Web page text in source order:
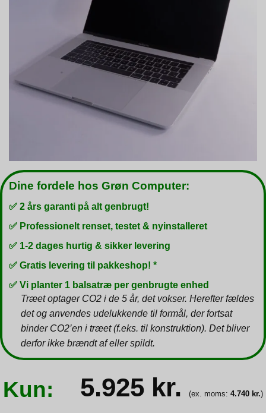
Dine fordele hos Grøn Computer:
✅ 2 års garanti på alt genbrugt!
✅ Professionelt renset, testet & nyinstalleret
✅ 1-2 dages hurtig & sikker levering
✅ Gratis levering til pakkeshop! *
✅ Vi planter 1 balsatræ per genbrugte enhed
Træet optager CO2 i de 5 år, det vokser. Herefter fældes
det og anvendes udelukkende til formål, der fortsat
binder CO2’en i træet (f.eks. til konstruktion). Det bliver
derfor ikke brændt af eller spildt.
Kun: 5.925 kr. (ex. moms: 4.740 kr.)